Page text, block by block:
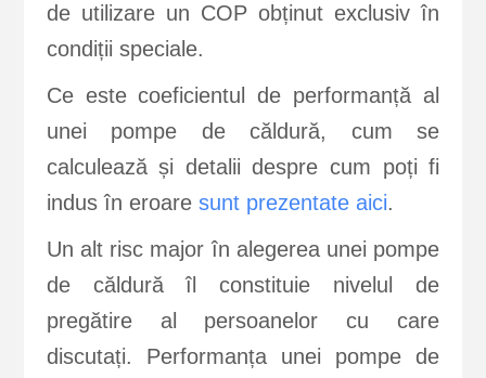
de utilizare un COP obținut exclusiv în
condiții speciale.
Ce este coeficientul de performanță al
unei pompe de căldură, cum se
calculează și detalii despre cum poți fi
indus în eroare sunt prezentate aici.
Un alt risc major în alegerea unei pompe
de căldură îl constituie nivelul de
pregătire al persoanelor cu care
discutați. Performanța unei pompe de